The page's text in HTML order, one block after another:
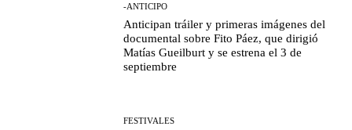
-ANTICIPO
Anticipan tráiler y primeras imágenes del
documental sobre Fito Páez, que dirigió
Matías Gueilburt y se estrena el 3 de
septiembre
FESTIVALES